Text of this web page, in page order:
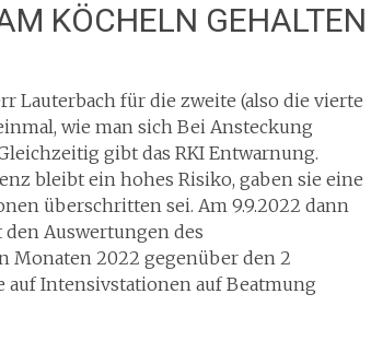
KÖCHELN GEHALTEN
Lauterbach für die zweite (also die vierte
wie man sich Bei Ansteckung
gibt das RKI Entwarnung.
bleibt ein hohes Risiko, gaben sie eine
überschritten sei. Am 9.9.2022 dann
den Auswertungen des
Monaten 2022 gegenüber den 2
auf Intensivstationen auf Beatmung